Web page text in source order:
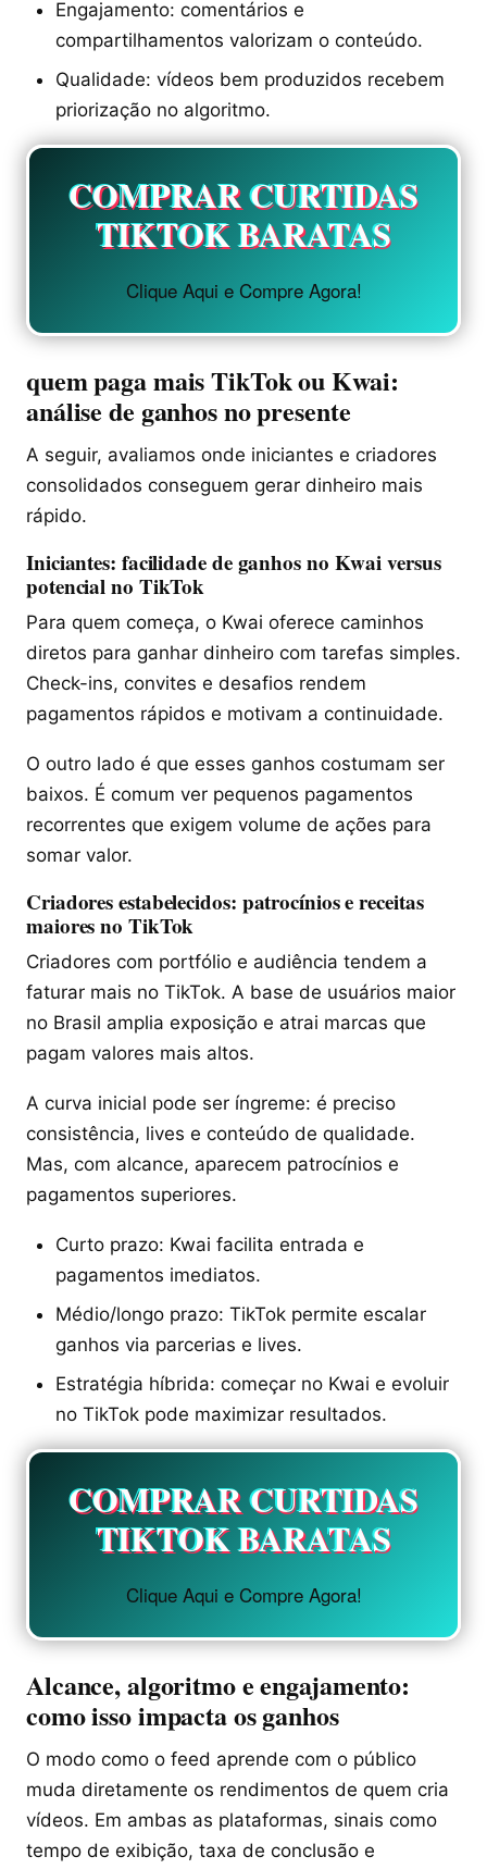
Engajamento: comentários e
compartilhamentos valorizam o conteúdo.
Qualidade: vídeos bem produzidos recebem
priorização no algoritmo.
COMPRAR CURTIDAS
TIKTOK BARATAS
Clique Aqui e Compre Agora!
quem paga mais TikTok ou Kwai:
análise de ganhos no presente
A seguir, avaliamos onde iniciantes e criadores
consolidados conseguem gerar dinheiro mais
rápido.
Iniciantes: facilidade de ganhos no Kwai versus
potencial no TikTok
Para quem começa, o Kwai oferece caminhos
diretos para ganhar dinheiro com tarefas simples.
Check-ins, convites e desafios rendem
pagamentos rápidos e motivam a continuidade.
O outro lado é que esses ganhos costumam ser
baixos. É comum ver pequenos pagamentos
recorrentes que exigem volume de ações para
somar valor.
Criadores estabelecidos: patrocínios e receitas
maiores no TikTok
Criadores com portfólio e audiência tendem a
faturar mais no TikTok. A base de usuários maior
no Brasil amplia exposição e atrai marcas que
pagam valores mais altos.
A curva inicial pode ser íngreme: é preciso
consistência, lives e conteúdo de qualidade.
Mas, com alcance, aparecem patrocínios e
pagamentos superiores.
Curto prazo: Kwai facilita entrada e
pagamentos imediatos.
Médio/longo prazo: TikTok permite escalar
ganhos via parcerias e lives.
Estratégia híbrida: começar no Kwai e evoluir
no TikTok pode maximizar resultados.
COMPRAR CURTIDAS
TIKTOK BARATAS
Clique Aqui e Compre Agora!
Alcance, algoritmo e engajamento:
como isso impacta os ganhos
O modo como o feed aprende com o público
muda diretamente os rendimentos de quem cria
vídeos. Em ambas as plataformas, sinais como
tempo de exibição, taxa de conclusão e